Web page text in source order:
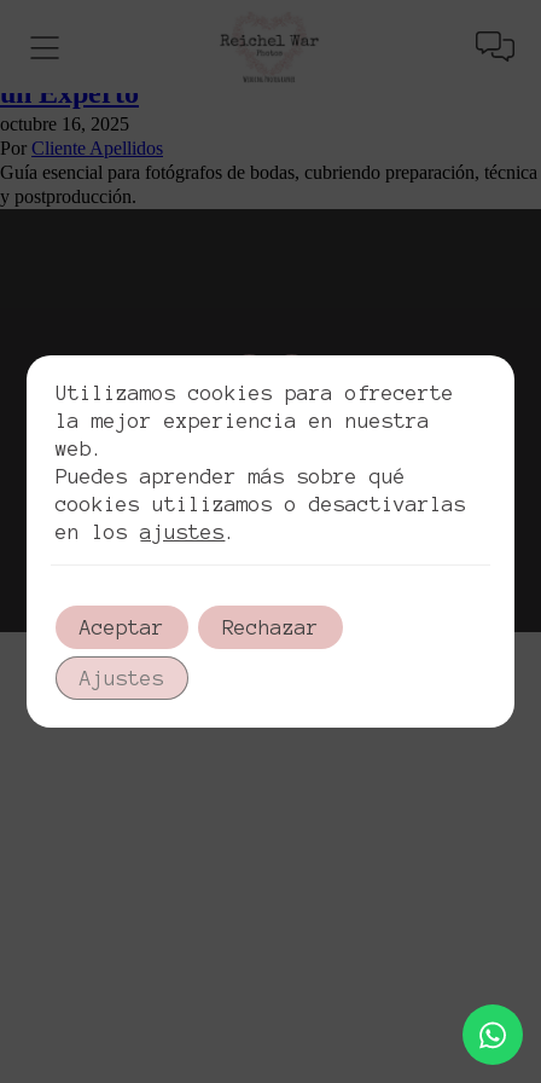
Fotografía de Bodas Exitosa: Consejos de
un Experto
octubre 16, 2025
Por Cliente Apellidos
Guía esencial para fotógrafos de bodas, cubriendo preparación, técnica
y postproducción.
Copyrights. Reichel War, 2026. Todos los derechos
Política de privacidad
Utilizamos cookies para ofrecerte
la mejor experiencia en nuestra
web.
Puedes aprender más sobre qué
cookies utilizamos o desactivarlas
en losajustes.
Aceptar Rechazar
Ajustes